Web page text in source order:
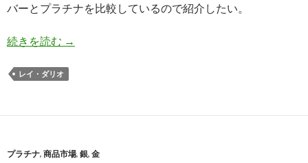
バーとプラチナを比較しているので紹介したい。
続きを読む レイ・ダリオ氏: インフレでゴールドとシルバー
→
レイ・ダリオ
プラチナ, 商品市場, 銀, 金